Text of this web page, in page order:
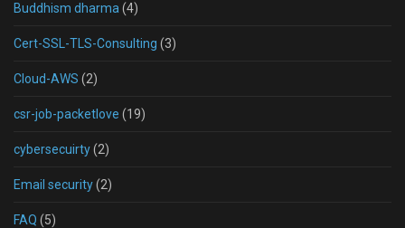
Buddhism dharma (4)
Cert-SSL-TLS-Consulting (3)
Cloud-AWS (2)
csr-job-packetlove (19)
cybersecuirty(2)
Email security(2)
FAQ (5)